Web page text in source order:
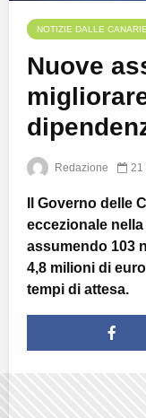
NOTIZIE DALLE CANARIE
Nuove
Redazione 21
Il Governo delle
eccezionale
assumendo 103
4,8 milioni di
tempi di attesa.